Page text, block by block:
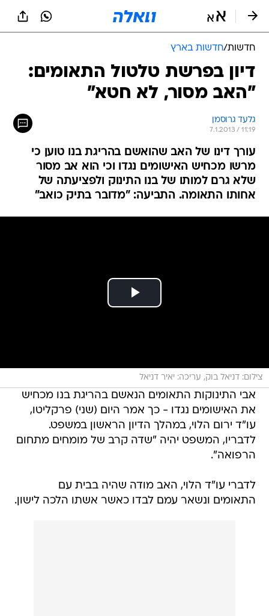
חדשות/חדשות בארץ
דיון בפרשת טלטול התאומים:
"האב מסור, לא חטא"
גלעד גרוסמן
7.1.2013 / 11:19
עורך דינו של האב שהואשם בהריגת בנו טוען כי
מרשו מכחיש האישומים נגדו וכי הוא אב מסור
שלא גרם למותו של בנו התינוק ולפציעתה של
אחותו התאומה. התביעה: "מדובר בתיק כואב"
צילום: דניאל בוק, עריכה: יאיר דניאל
אבי התינוקות התאומים הנאשם בהריגת בנו מכחיש
את האישומים נגדו - כך אמר היום (שני) פרקליטו,
עו"ד ירום הלוי, במהלך הדיון הראשון במשפט.
לדבריו, המשפט יהיה "שדה קרב של מומחים מתחום
הרפואה".
לדברי עו"ד הלוי, האב מודה שהיה בבית עם
התאומים ונשאר עמם לבדו כאשר אשתו הלכה לישון.